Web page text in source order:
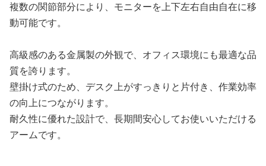
複数の関節部分により、モニターを上下左右自由自在に移
動可能です。
高級感のある金属製の外観で、オフィス環境にも最適な品
質を誇ります。
壁掛け式のため、デスク上がすっきりと片付き、作業効率
の向上につながります。
耐久性に優れた設計で、長期間安心してお使いいただける
アームです。